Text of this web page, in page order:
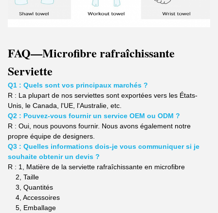
FAQ—Microfibre rafraîchissante
Serviette
Q1 : Quels sont vos principaux marchés ?
R : La plupart de nos serviettes sont exportées vers les États-
Unis, le Canada, l'UE, l'Australie, etc.
Q2 : Pouvez-vous fournir un service OEM ou ODM ?
R : Oui, nous pouvons fournir. Nous avons également notre
propre équipe de designers.
Q3 : Quelles informations dois-je vous communiquer si je
souhaite obtenir un devis ?
R : 1, Matière de la serviette rafraîchissante en microfibre
2, Taille
3, Quantités
4, Accessoires
5, Emballage